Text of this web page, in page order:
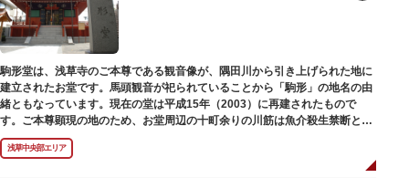
駒形堂は、浅草寺のご本尊である観音像が、隅田川から引き上げられた地に
建立されたお堂です。馬頭観音が祀られていることから「駒形」の地名の由
緒ともなっています。現在の堂は平成15年（2003）に再建されたもので
す。ご本尊顕現の地のため、お堂周辺の十町余りの川筋は魚介殺生禁断とな
り、戒殺碑が建立されました。
浅草中央部エリア